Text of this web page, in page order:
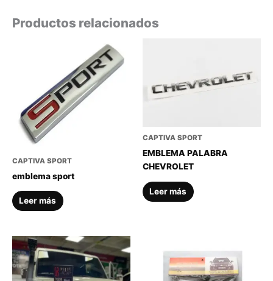
Productos relacionados
CAPTIVA SPORT
emblema sport
Leer más
CAPTIVA SPORT
EMBLEMA PALABRA
CHEVROLET
Leer más